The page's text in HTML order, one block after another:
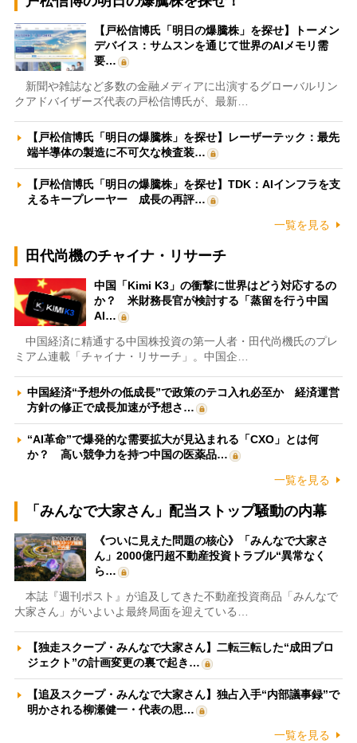
【戸松信博氏「明日の爆騰株」を探せ】トーメン
デバイス：サムスンを通じて世界のAIメモリ需
要…
新聞や雑誌など多数の金融メディアに出演するグローバルリン
クアドバイザーズ代表の戸松信博氏が、最新…
【戸松信博氏「明日の爆騰株」を探せ】レーザーテック：最先
端半導体の製造に不可欠な検査装…
【戸松信博氏「明日の爆騰株」を探せ】TDK：AIインフラを支
えるキープレーヤー 成長の再評…
一覧を見る
田代尚機のチャイナ・リサーチ
中国「Kimi K3」の衝撃に世界はどう対応するの
か？ 米財務長官が検討する「蒸留を行う中国
AI…
中国経済に精通する中国株投資の第一人者・田代尚機氏のプレ
ミアム連載「チャイナ・リサーチ」。中国企…
中国経済“予想外の低成長”で政策のテコ入れ必至か 経済運営
方針の修正で成長加速が予想さ…
“AI革命”で爆発的な需要拡大が見込まれる「CXO」とは何
か？ 高い競争力を持つ中国の医薬品…
一覧を見る
「みんなで大家さん」配当ストップ騒動の内幕
《ついに見えた問題の核心》「みんなで大家さ
ん」2000億円超不動産投資トラブル“異常なく
ら…
本誌『週刊ポスト』が追及してきた不動産投資商品「みんなで
大家さん」がいよいよ最終局面を迎えている…
【独走スクープ・みんなで大家さん】二転三転した“成田プロ
ジェクト”の計画変更の裏で起き…
【追及スクープ・みんなで大家さん】独占入手“内部議事録”で
明かされる柳瀬健一・代表の思…
一覧を見る